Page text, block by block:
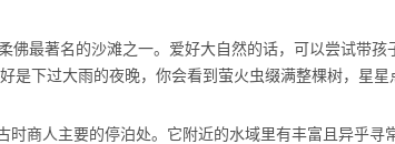
最著名的沙滩之一。爱好大自然的话，可以尝试带孩
是下过大雨的夜晚，你会看到萤火虫缀满整棵树，星星
商人主要的停泊处。它附近的水域里有丰富且异乎寻